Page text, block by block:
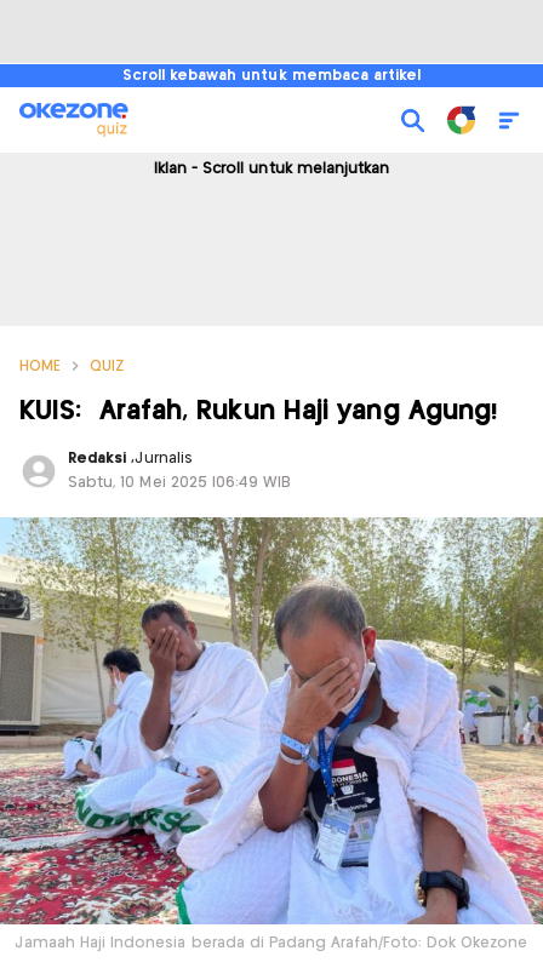
Scroll kebawah untuk membaca artikel
Iklan - Scroll untuk melanjutkan
HOME QUIZ
KUIS: Arafah, Rukun Haji yang Agung!
Redaksi,Jurnalis
Sabtu, 10 Mei 2025 |06:49 WIB
Jamaah Haji Indonesia berada di Padang Arafah/Foto: Dok Okezone